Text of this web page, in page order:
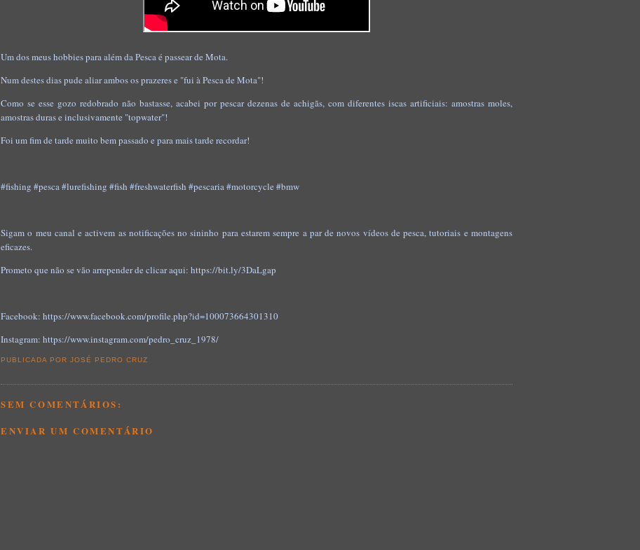
Um dos meus hobbies para além da Pesca é passear de Mota.
Num destes dias pude aliar ambos os prazeres e "fui à Pesca de Mota"!
Como se esse gozo redobrado não bastasse, acabei por pescar dezenas de achigãs, com diferentes iscas artificiais: amostras moles,
amostras duras e inclusivamente "topwater"!
Foi um fim de tarde muito bem passado e para mais tarde recordar!
#fishing #pesca #lurefishing #fish #freshwaterfish #pescaria #motorcycle #bmw
Sigam o meu canal e activem as notificações no sininho para estarem sempre a par de novos vídeos de pesca, tutoriais e montagens
eficazes.
Prometo que não se vão arrepender de clicar aqui: https://bit.ly/3DaLgap
Facebook: https://www.facebook.com/profile.php?id=100073664301310
Instagram: https://www.instagram.com/pedro_cruz_1978/
PUBLICADA PORJOSÉ PEDRO CRUZ
SEM COMENTÁRIOS:
ENVIAR UM COMENTÁRIO